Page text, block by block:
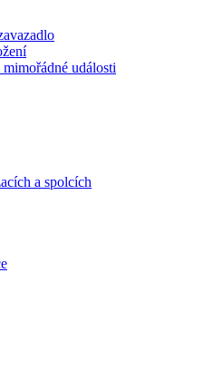
události
a spolcích